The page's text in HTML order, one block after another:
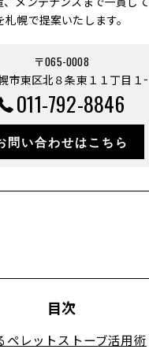
幌で提案いたします。
〒065-0008
市東区北８条東１１丁目１−
011-792-8846
問い合わせはこちら
目次
ペレットストーブ活用術